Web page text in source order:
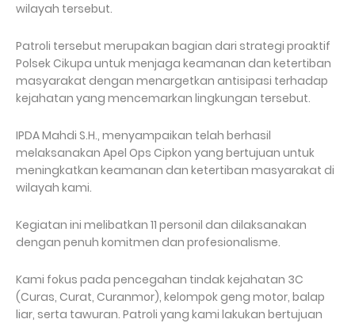
wilayah tersebut.
Patroli tersebut merupakan bagian dari strategi proaktif
Polsek Cikupa untuk menjaga keamanan dan ketertiban
masyarakat dengan menargetkan antisipasi terhadap
kejahatan yang mencemarkan lingkungan tersebut.
IPDA Mahdi S.H., menyampaikan telah berhasil
melaksanakan Apel Ops Cipkon yang bertujuan untuk
meningkatkan keamanan dan ketertiban masyarakat di
wilayah kami.
Kegiatan ini melibatkan 11 personil dan dilaksanakan
dengan penuh komitmen dan profesionalisme.
Kami fokus pada pencegahan tindak kejahatan 3C
(Curas, Curat, Curanmor), kelompok geng motor, balap
liar, serta tawuran. Patroli yang kami lakukan bertujuan